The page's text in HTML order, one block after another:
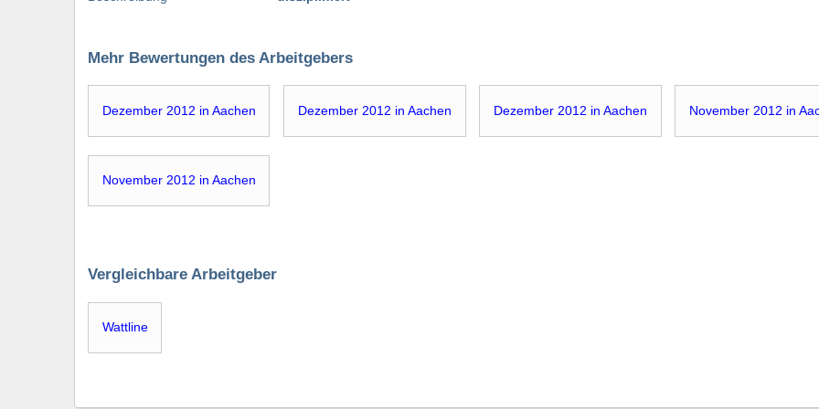
Mehr Bewertungen des Arbeitgebers
Dezember 2012 in Aachen Dezember 2012 in Aachen Dezember 2012 in Aachen November 2012 in
November 2012 in Aachen
Vergleichbare Arbeitgeber
Wattline